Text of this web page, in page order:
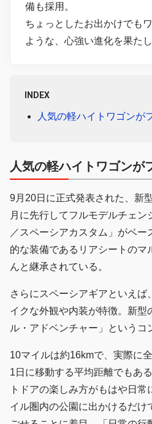
備も採用。
ちょっとしたお出かけでも
ような、心強い進化を果たし
INDEX
人気の軽ハイトワゴンが
人気の軽ハイトワゴンが
9月20日に正式発表された、新
月に先行してフルモデルチェン
／スペーシアカスタム」がベ
的な装備であるリアシートのマ
んと継承されている。
さらにスペーシアギアといえば
イクな外観や内装が特徴。新型
ル・アドベンチャー」というコ
10マイルは約16kmで、実際に
1日に移動する平均距離でもあ
トドアの楽しみ方がもはや日
イル圏内の公園に出かけるだけ